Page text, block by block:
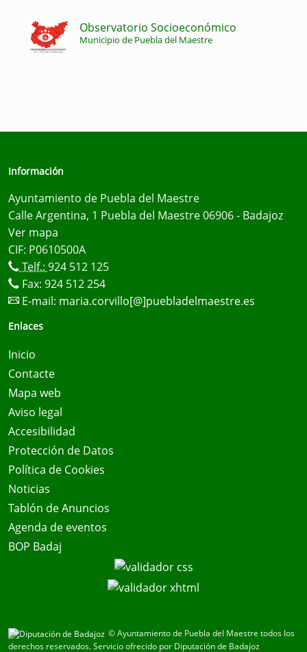
Observatorio Socioeconómico
Municipio de Puebla del Maestre
Información
Ayuntamiento de Puebla del Maestre
Calle Argentina, 1 Puebla del Maestre 06906 - Badajoz
Ver mapa
CIF: P0610500A
Telf.: 924 512 125
Fax: 924 512 254
E-mail: maria.corvillo[@]puebladelmaestre.es
Enlaces
Inicio
Contacte
Mapa web
Aviso legal
Accesibilidad
Protección de Datos
Política de Cookies
Noticias
Tablón de Anuncios
Agenda de eventos
BOP Badaj
© Ayuntamiento de Puebla del Maestre todos los
derechos reservados.Servicio ofrecido por Diputación de Badajoz